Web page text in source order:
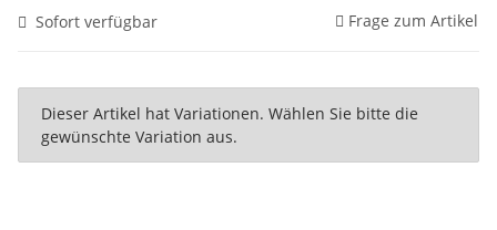
Sofort verfügbar Frage zum Artikel
x
Dieser Artikel hat Variationen. Wählen Sie bitte die
gewünschte Variation aus.